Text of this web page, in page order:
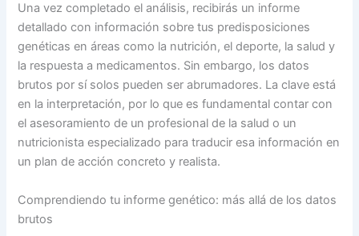
Una vez completado el análisis, recibirás un informe
detallado con información sobre tus predisposiciones
genéticas en áreas como la nutrición, el deporte, la salud y
la respuesta a medicamentos. Sin embargo, los datos
brutos por sí solos pueden ser abrumadores. La clave está
en la interpretación, por lo que es fundamental contar con
el asesoramiento de un profesional de la salud o un
nutricionista especializado para traducir esa información en
un plan de acción concreto y realista.
Comprendiendo tu informe genético: más allá de los datos
brutos